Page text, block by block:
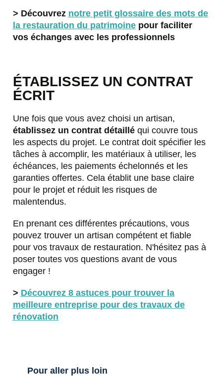
> Découvrez notre petit glossaire des mots de
la restauration du patrimoinepour faciliter
vos échanges avec les professionnels
ÉTABLISSEZ UN CONTRAT
ÉCRIT
Une fois que vous avez choisi un artisan,
établissez un contrat détailléqui couvre tous
les aspects du projet. Le contrat doit spécifier les
tâches à accomplir, les matériaux à utiliser, les
échéances, les paiements échelonnés et les
garanties offertes. Cela établit une base claire
pour le projet et réduit les risques de
malentendus.
En prenant ces différentes précautions, vous
pouvez trouver un artisan compétent et fiable
pour vos travaux de restauration. N'hésitez pas à
poser toutes vos questions avant de vous
engager !
> Découvrez 8 astuces pour trouver la
meilleure entreprise pour des travaux de
rénovation
Pour aller plus loin